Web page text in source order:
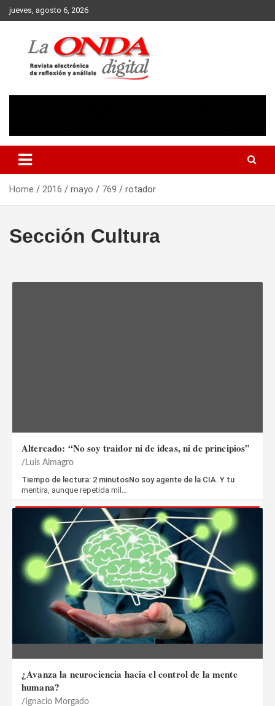
Skip
to
jueves, agosto 6, 2026
Home 2016 mayo 769 rotador
Altercado: “No soy traidor ni de ideas, ni de principios”
Luis Almagro
Tiempo de lectura: 2 minutosNo soy agente de la CIA. Y tu
mentira, aunque repetida mil…
¿Avanza la neurociencia hacia el control de la mente
humana?
Ignacio Morgado